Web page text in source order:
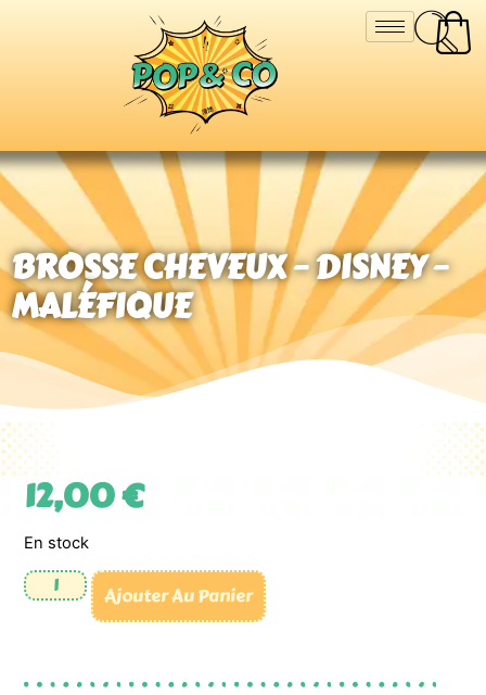
BROSSE CHEVEUX – DISNEY –
MALÉFIQUE
12,00€
En stock
Ajouter Au Panier